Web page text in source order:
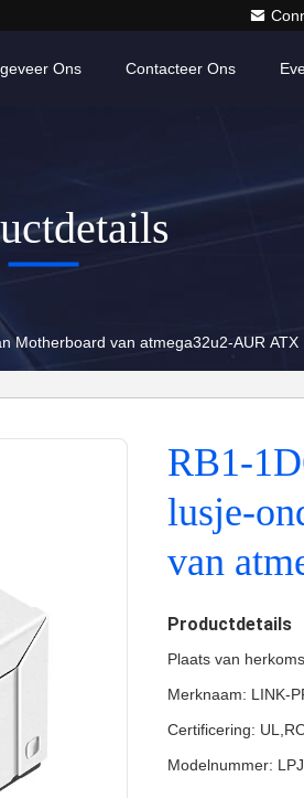
Ons Contacteer Ons
Motherboard van atmega32u2-AUR ATX
RB1-
lusje-
van
Productdetails
Plaats van
Merknaam: LINK-
Certificering:
Modelnummer: